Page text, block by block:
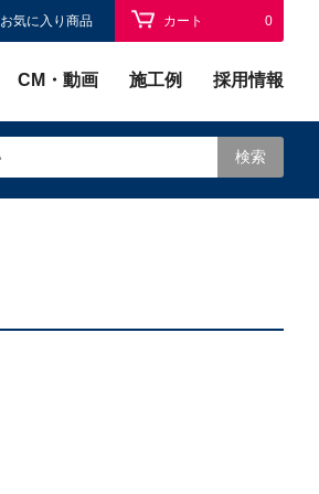
お気に入り商品 カート 0
CM・動画 施工例 採用情報
検索